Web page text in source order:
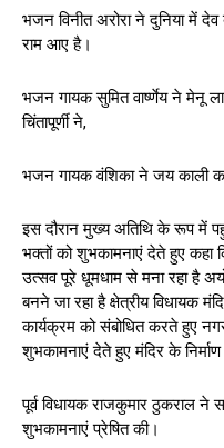
भजन विनीत अरोरा ने दुनिया में
राम आए है।
भजन गायक सुमित वार्ष्णेय ने मेनू
चिंतापूर्णी ने,
भजन गायक वंशिका ने जय काली
इस दौरान मुख्य अतिथि के रूप में
भक्तों को शुभकामनाएं देते हुए
उत्सव पूरे धूमधाम से मना रहा है
बनने जा रहा है क्षेत्रीय विधायक
कार्यक्रम को संबोधित करते हुए
शुभकामनाएं देते हुए मंदिर के
पूर्व विधायक राजकुमार ठुकराल ने
शुभकामनाएं प्रेषित की।